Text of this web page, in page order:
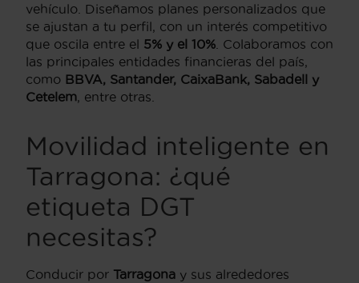
vehículo. Diseñamos planes personalizados que
se ajustan a tu perfil, con un interés competitivo
que oscila entre el 5% y el 10% . Colaboramos con
las principales entidades financieras del país,
como BBVA, Santander, CaixaBank, Sabadell y
Cetelem , entre otras.
Movilidad inteligente en
Tarragona: ¿qué
etiqueta DGT
necesitas?
Conducir por Tarragona y sus alrededores